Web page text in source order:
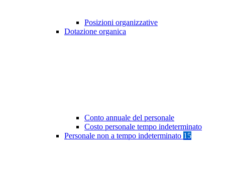
Posizioni organizzative
Dotazione organica
Conto annuale del personale
Costo personale tempo indeterminato
Personale non a tempo indeterminato 15